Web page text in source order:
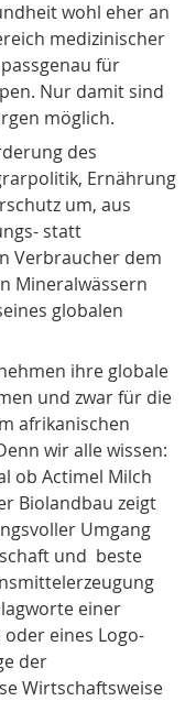
wohl eher an
medizinischer
für
Nur damit sind
möglich.
des
Ernährung
um, aus
statt
Verbraucher dem
Mineralwässern
globalen
ihre globale
und zwar für die
afrikanischen
wir alle wissen:
ob Actimel Milch
Biolandbau zeigt
Umgang
und beste
einer
eines Logo-
der
Wirtschaftsweise